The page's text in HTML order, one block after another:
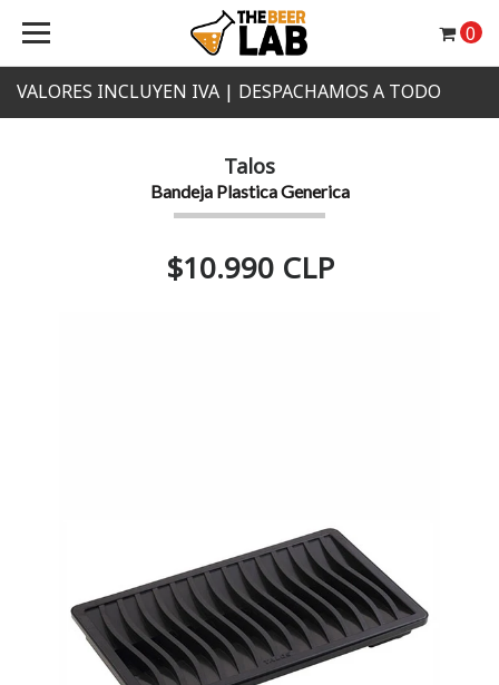
VALORES INCLUYEN IVA | DESPACHAMOS A TODO
0
Talos
Bandeja Plastica Generica
$10.990 CLP